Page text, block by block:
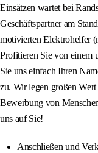
Einsätzen wartet bei
Geschäftspartner am
motivierten Elektrohelfer
Profitieren Sie von einem
Sie uns einfach Ihren
zu. Wir legen großen
Bewerbung von
uns auf Sie!
Anschließen und